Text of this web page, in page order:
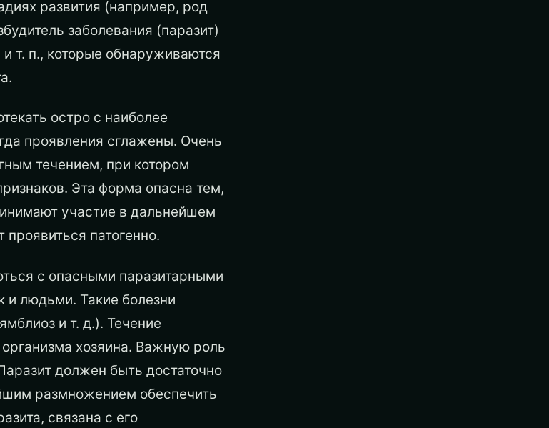
развития (например, род
заболевания (паразит)
т. п., которые обнаруживаются
остро с наиболее
проявления сглажены. Очень
течением, при котором
Эта форма опасна тем,
участие в дальнейшем
патогенно.
с опасными паразитарными
людьми. Такие болезни
и т. д.). Течение
хозяина. Важную роль
должен быть достаточно
размножением обеспечить
связана с его